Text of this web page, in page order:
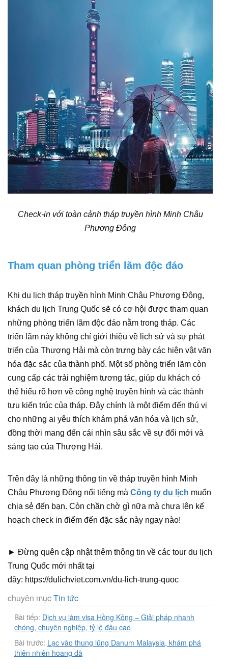
Check-in với toàn cảnh tháp truyền hình Minh Châu
Phương Đông
Tham quan phòng triển lãm độc đáo
Khi du lịch tháp truyền hình Minh Châu Phương Đông,
khách du lịch Trung Quốc sẽ có cơ hội được tham quan
những phòng triển lãm độc đáo nằm trong tháp. Các
triển lãm này không chỉ giới thiệu về lịch sử và sự phát
triển của Thượng Hải mà còn trưng bày các hiện vật văn
hóa đặc sắc của thành phố. Một số phòng triển lãm còn
cung cấp các trải nghiệm tương tác, giúp du khách có
thể hiểu rõ hơn về công nghệ truyền hình và các thành
tựu kiến trúc của tháp. Đây chính là một điểm đến thú vị
cho những ai yêu thích khám phá văn hóa và lịch sử,
đồng thời mang đến cái nhìn sâu sắc về sự đổi mới và
sáng tạo của Thượng Hải.
Trên đây là những thông tin về tháp truyền hình Minh
Châu Phương Đông nổi tiếng mà Công ty du lịch muốn
chia sẻ đến bạn. Còn chần chờ gì nữa mà chưa lên kế
hoạch check in điểm đến đặc sắc này ngay nào!
► Đừng quên cập nhật thêm thông tin về các tour du lịch
Trung Quốc mới nhất tại
đây: https://dulichviet.com.vn/du-lich-trung-quoc
chuyên mụcTin tức
Bài tiếp: Dịch vụ làm visa Hồng Kông – Giải pháp nhanh
chóng, chuyên nghiệp, tỷ lệ đậu cao
Bài trước: Lạc vào thung lũng Danum Malaysia, khám phá
thiên nhiên hoang dã